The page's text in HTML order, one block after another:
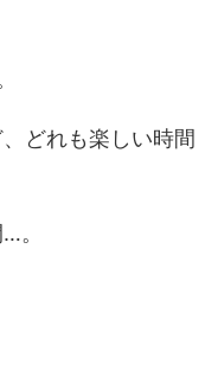
どれも楽しい時間
。